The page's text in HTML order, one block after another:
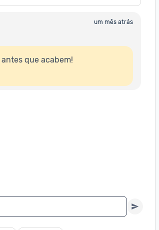
um mês atrás
que acabem!